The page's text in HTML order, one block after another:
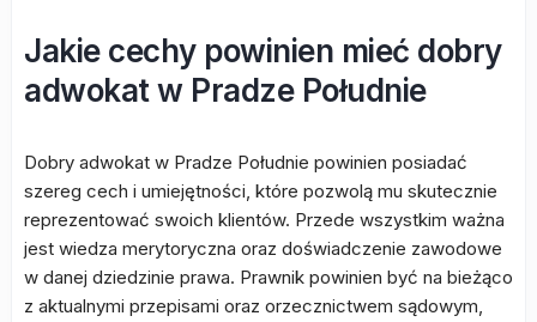
Jakie cechy powinien mieć dobry
adwokat w Pradze Południe
Dobry adwokat w Pradze Południe powinien posiadać
szereg cech i umiejętności, które pozwolą mu skutecznie
reprezentować swoich klientów. Przede wszystkim ważna
jest wiedza merytoryczna oraz doświadczenie zawodowe
w danej dziedzinie prawa. Prawnik powinien być na bieżąco
z aktualnymi przepisami oraz orzecznictwem sądowym,